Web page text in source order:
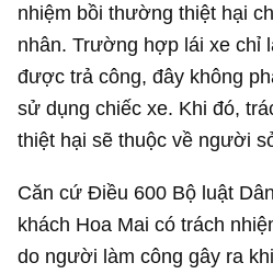
nhiệm bồi thường thiệt hại
nhân. Trường hợp lái xe chỉ
được trả công, đây không
sử dụng chiếc xe. Khi đó,
thiệt hại sẽ thuộc về người
Căn cứ Điều 600 Bộ luật
khách Hoa Mai có trách
do người làm công gây ra